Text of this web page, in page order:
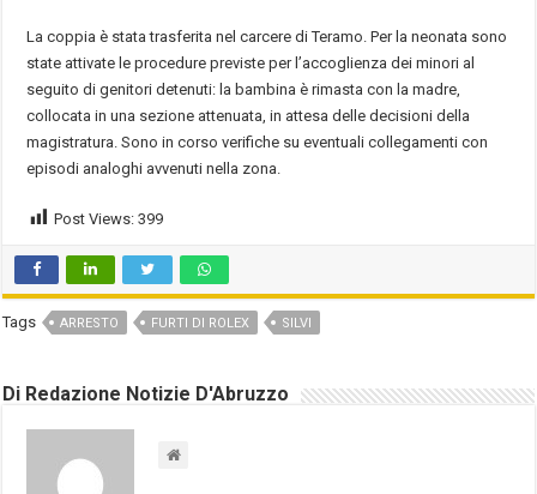
La coppia è stata trasferita nel carcere di Teramo. Per la neonata sono
state attivate le procedure previste per l’accoglienza dei minori al
seguito di genitori detenuti: la bambina è rimasta con la madre,
collocata in una sezione attenuata, in attesa delle decisioni della
magistratura. Sono in corso verifiche su eventuali collegamenti con
episodi analoghi avvenuti nella zona.
Post Views: 399
Tags ARRESTO FURTI DI ROLEX SILVI
Di Redazione Notizie D'Abruzzo